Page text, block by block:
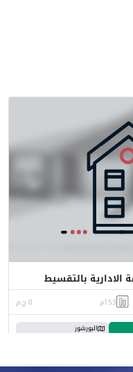
بالتقسيط
153م 0 ج.م
البورشور